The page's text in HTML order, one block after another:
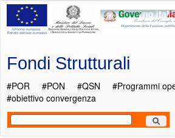
Salta al contenuto principale
Fondi Strutturali
#POR #PON #QSN
#Programmi
#obiettivo convergenza